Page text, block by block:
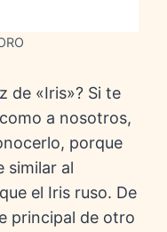
de «Iris»? Si te
a nosotros,
porque
similar al
el Iris ruso. De
principal de otro